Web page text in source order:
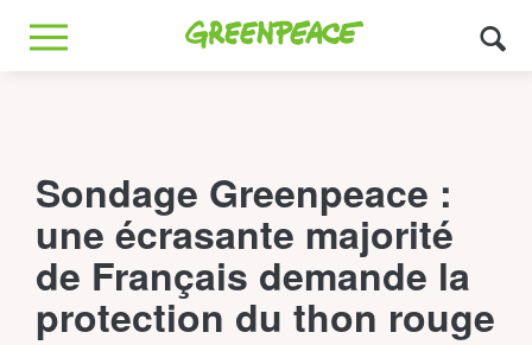
Greenpeace
MENU
Sondage Greenpeace :
une écrasante majorité
de Français demande la
protection du thon rouge